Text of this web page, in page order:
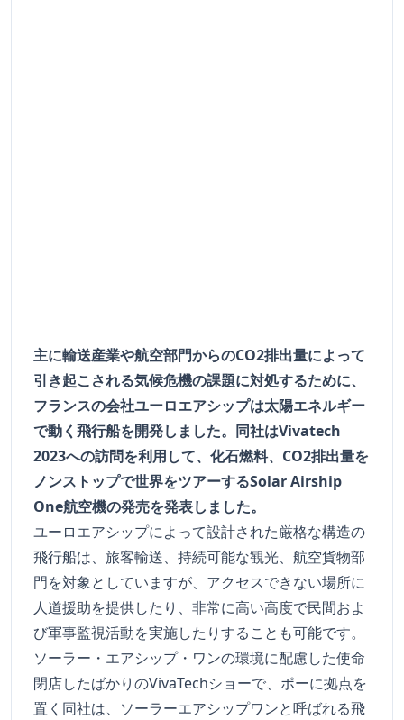
主に輸送産業や航空部門からのCO2排出量によって
引き起こされる気候危機の課題に対処するために、
フランスの会社ユーロエアシップは太陽エネルギー
で動く飛行船を開発しました。同社はVivatech
2023への訪問を利用して、化石燃料、CO2排出量を
ノンストップで世界をツアーするSolar Airship
One航空機の発売を発表しました。
ユーロエアシップによって設計された厳格な構造の
飛行船は、旅客輸送、持続可能な観光、航空貨物部
門を対象としていますが、アクセスできない場所に
人道援助を提供したり、非常に高い高度で民間およ
び軍事監視活動を実施したりすることも可能です。
ソーラー・エアシップ・ワンの環境に配慮した使命
閉店したばかりのVivaTechショーで、ポーに拠点を
置く同社は、ソーラーエアシップワンと呼ばれる飛